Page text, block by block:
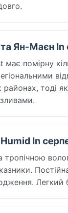
Ян-Маєн In
помірну
районах, тоді
In
Легкий